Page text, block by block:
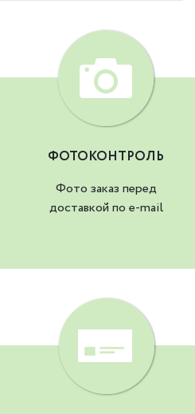
ФОТОКОНТРОЛЬ
Фото заказ перед
доставкой по e-mail